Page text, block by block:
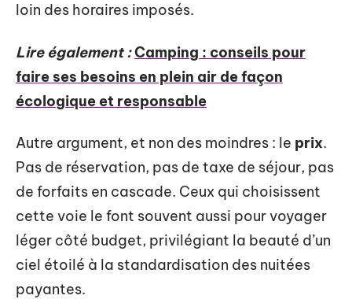
loin des horaires imposés.
Lire également :Camping : conseils pour
faire ses besoins en plein air de façon
écologique et responsable
Autre argument, et non des moindres : le prix.
Pas de réservation, pas de taxe de séjour, pas
de forfaits en cascade. Ceux qui choisissent
cette voie le font souvent aussi pour voyager
léger côté budget, privilégiant la beauté d’un
ciel étoilé à la standardisation des nuitées
payantes.